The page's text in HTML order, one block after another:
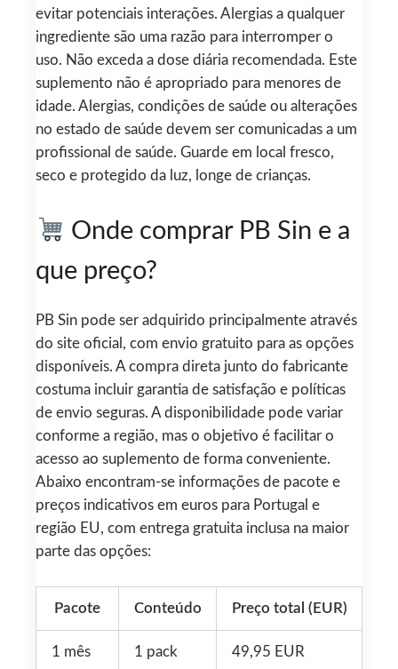
evitar potenciais interações. Alergias a qualquer
ingrediente são uma razão para interromper o
uso. Não exceda a dose diária recomendada. Este
suplemento não é apropriado para menores de
idade. Alergias, condições de saúde ou alterações
no estado de saúde devem ser comunicadas a um
profissional de saúde. Guarde em local fresco,
seco e protegido da luz, longe de crianças.
Onde comprar PB Sin e a
que preço?
PB Sin pode ser adquirido principalmente através
do site oficial, com envio gratuito para as opções
disponíveis. A compra direta junto do fabricante
costuma incluir garantia de satisfação e políticas
de envio seguras. A disponibilidade pode variar
conforme a região, mas o objetivo é facilitar o
acesso ao suplemento de forma conveniente.
Abaixo encontram-se informações de pacote e
preços indicativos em euros para Portugal e
região EU, com entrega gratuita inclusa na maior
parte das opções:
Pacote Conteúdo Preço total (EUR)
1 mês 1 pack 49,95 EUR